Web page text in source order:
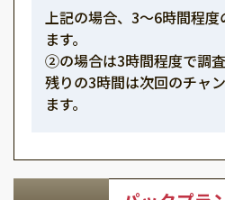
上記の場合、3～6時間程
ます。
②の場合は3時間程度で調査
残りの3時間は次回のチャ
ます。